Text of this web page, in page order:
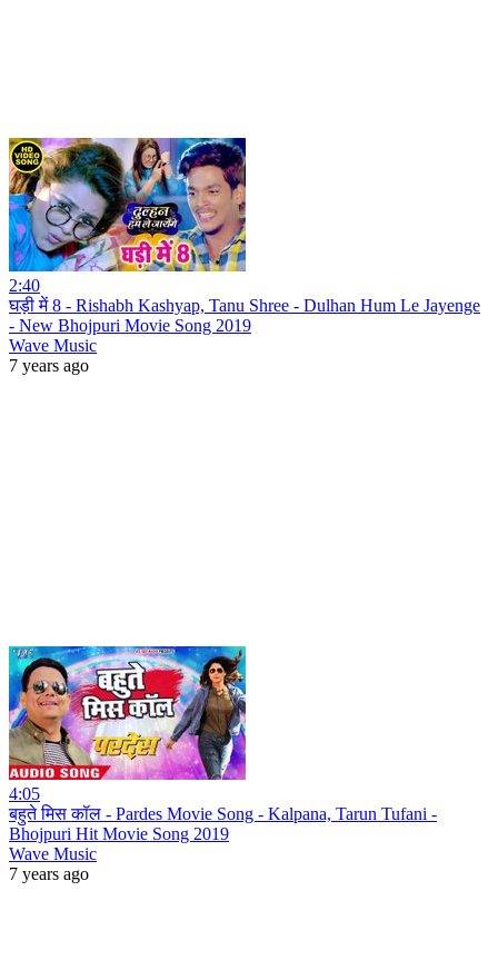
2:40
घड़ी में 8 - Rishabh Kashyap, Tanu Shree - Dulhan Hum Le Jayenge
- New Bhojpuri Movie Song 2019
Wave Music
7 years ago
4:05
बहुते मिस कॉल - Pardes Movie Song - Kalpana, Tarun Tufani -
Bhojpuri Hit Movie Song 2019
Wave Music
7 years ago